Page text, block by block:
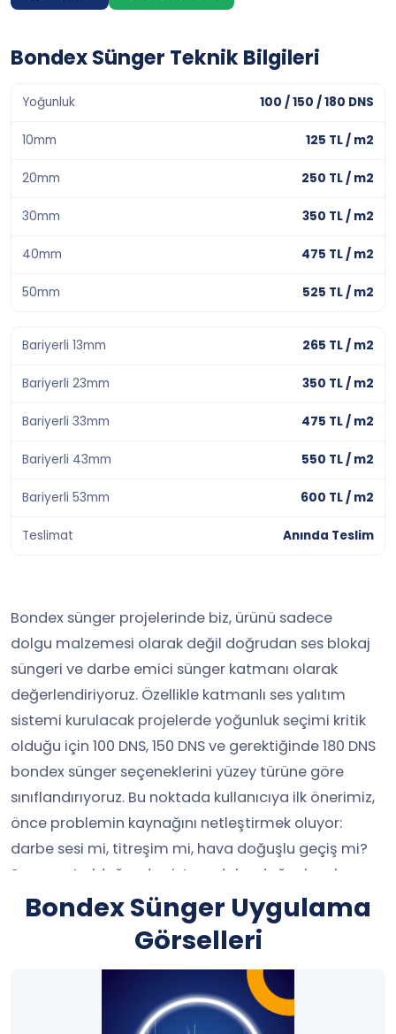
Bondex Sünger Teknik Bilgileri
Yoğunluk 100 / 150 / 180 DNS
10mm 125 TL / m2
20mm 250 TL / m2
30mm 350 TL / m2
40mm 475 TL / m2
50mm 525 TL / m2
Bariyerli 13mm 265 TL / m2
Bariyerli 23mm 350 TL / m2
Bariyerli 33mm 475 TL / m2
Bariyerli 43mm 550 TL / m2
Bariyerli 53mm 600 TL / m2
Teslimat Anında Teslim
Bondex sünger projelerinde biz, ürünü sadece
dolgu malzemesi olarak değil doğrudan ses blokaj
süngeri ve darbe emici sünger katmanı olarak
değerlendiriyoruz. Özellikle katmanlı ses yalıtım
sistemi kurulacak projelerde yoğunluk seçimi kritik
olduğu için 100 DNS, 150 DNS ve gerektiğinde 180 DNS
bondex sünger seçeneklerini yüzey türüne göre
sınıflandırıyoruz. Bu noktada kullanıcıya ilk önerimiz,
önce problemin kaynağını netleştirmek oluyor:
darbe sesi mi, titreşim mi, hava doğuşlu geçiş mi?
Sorun net olduğunda sistem daha doğru kuruluyor.
İç mekanda yankı kontrolü de gerekiyorsa çözümü
ses yalıtım süngeriyüzeyleriyle
birlikte planlıyoruz.
Bondex Sünger
Bondex Sünger Uygulama
Görselleri